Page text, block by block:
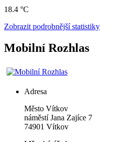
18.4 °C
Zobrazit podrobnější statistiky
Mobilní Rozhlas
Adresa
Město Vítkov
náměstí Jana Zajíce 7
74901 Vítkov